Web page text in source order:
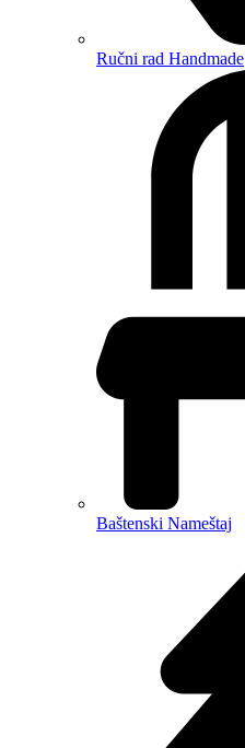
Ručni rad Handmade
Baštenski Nameštaj